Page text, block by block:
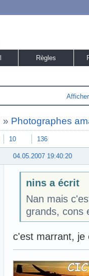
Règles
» Photographes
10 136
04.05.2007 19:40:20
nins a écrit
Nan mais
grands, cons
c'est marrant, je